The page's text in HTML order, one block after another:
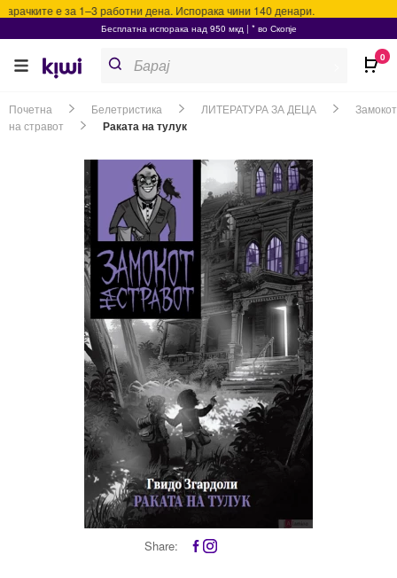
е за 1–3 работни дена. Испорака чини 140 денари.
Бесплатна испорака над 950 мкд | * во Скопје
search
Почетна Белетристика ЛИТЕРАТУРА ЗА ДЕЦА
Замокот
на стравот
Раката на тулук
Share:
0